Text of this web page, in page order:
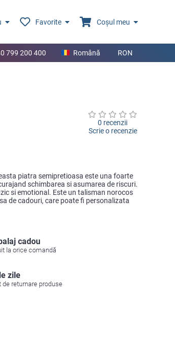
Favorite Coșul meu
799 200 400 Română RON
0 recenzii
Scrie o recenzie
piatra semipretioasa este una foarte
schimbarea si asumarea de riscuri.
si emotional. Este un talisman norocos
de cadouri, care poate fi personalizata
cadou
la orice comandă
zile
de returnare produse